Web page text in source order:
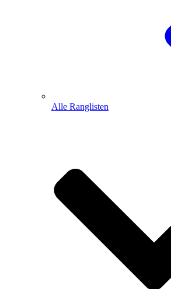
Alle Ranglisten